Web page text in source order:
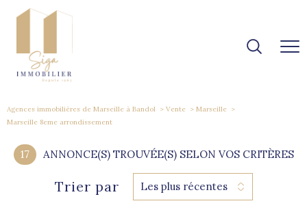
Agences immobilières de Marseille à Bandol Vente
Marseille
Marseille 8eme arrondissement
17 ANNONCE(S) TROUVÉE(S) SELON VOS CRITÈRES
Trier par Les plus récentes